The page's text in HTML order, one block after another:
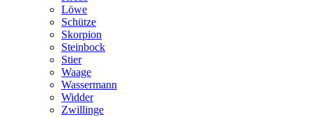
Löwe
Schütze
Skorpion
Steinbock
Stier
Waage
Wassermann
Widder
Zwillinge